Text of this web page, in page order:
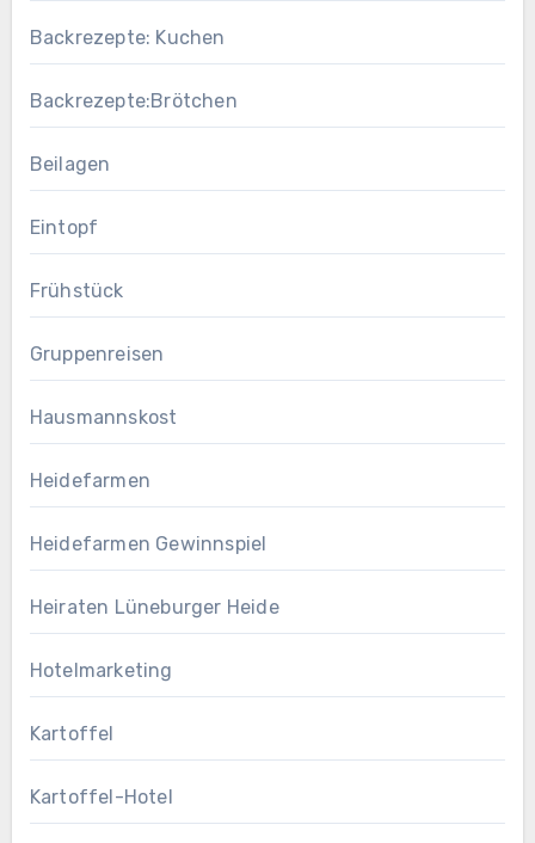
Backrezepte: Kuchen
Backrezepte:Brötchen
Beilagen
Eintopf
Frühstück
Gruppenreisen
Hausmannskost
Heidefarmen
Heidefarmen Gewinnspiel
Heiraten Lüneburger Heide
Hotelmarketing
Kartoffel
Kartoffel-Hotel